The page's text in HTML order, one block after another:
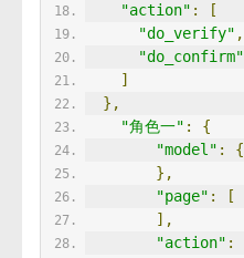
"action" :
[
"do_verify" ,
"do_confirm"
]
},
"角色一" :
{
"model" :
{
},
"page" :
[
],
"action" :